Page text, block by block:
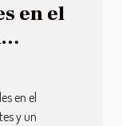
en el
en el
y un